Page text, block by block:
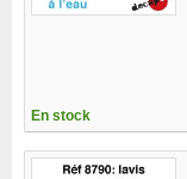
En stock